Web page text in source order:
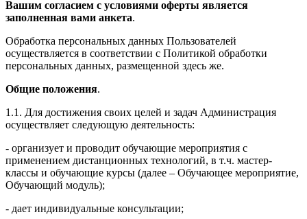
Вашим согласием с условиями оферты является
заполненная вами анкета.
Обработка персональных данных Пользователей
осуществляется в соответствии с Политикой обработки
персональных данных, размещенной здесь же.
Общие положения.
1.1. Для достижения своих целей и задач Администрация
осуществляет следующую деятельность:
- организует и проводит обучающие мероприятия с
применением дистанционных технологий, в т.ч. мастер-
классы и обучающие курсы (далее – Обучающее мероприятие,
Обучающий модуль);
- дает индивидуальные консультации;